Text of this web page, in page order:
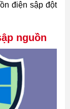
điện sập đột
nguồn